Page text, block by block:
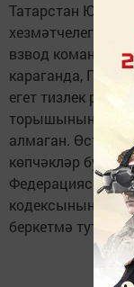
Татарстан ЮХИДИ
взвод
караганда,
егет тизлек
торышының
алмаган.
көпчәкләр
Федерациясе
кодексының
беркетмә